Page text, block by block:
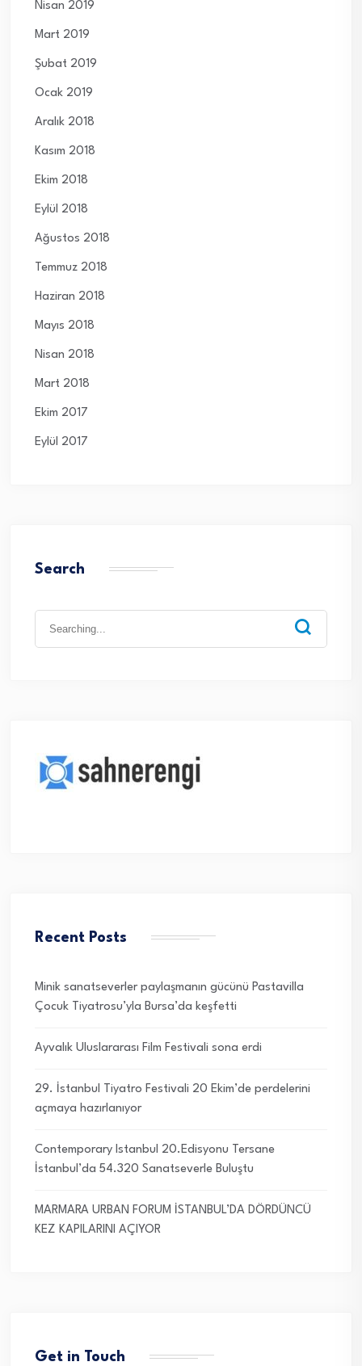
Nisan 2019
Mart 2019
Şubat 2019
Ocak 2019
Aralık 2018
Kasım 2018
Ekim 2018
Eylül 2018
Ağustos 2018
Temmuz 2018
Haziran 2018
Mayıs 2018
Nisan 2018
Mart 2018
Ekim 2017
Eylül 2017
Search
Recent Posts
Minik sanatseverler paylaşmanın gücünü Pastavilla
Çocuk Tiyatrosu’yla Bursa’da keşfetti
Ayvalık Uluslararası Film Festivali sona erdi
29. İstanbul Tiyatro Festivali 20 Ekim’de perdelerini
açmaya hazırlanıyor
Contemporary Istanbul 20.Edisyonu Tersane
İstanbul’da 54.320 Sanatseverle Buluştu
MARMARA URBAN FORUM İSTANBUL’DA DÖRDÜNCÜ
KEZ KAPILARINI AÇIYOR
Get in Touch